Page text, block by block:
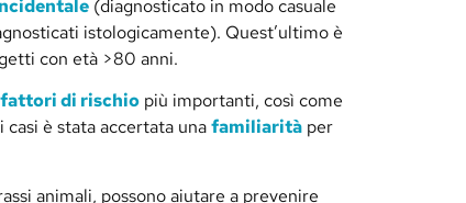
(diagnosticato in modo casuale
istologicamente). Quest’ultimo è
con età >80 anni.
fattori di rischio più importanti, così come
è stata accertata unafamiliarità per
animali, possono aiutare a prevenire